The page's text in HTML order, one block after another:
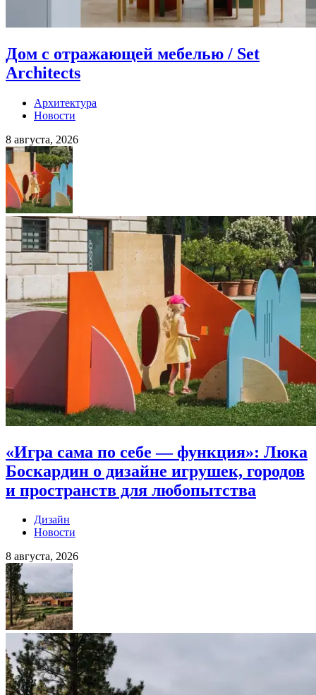
Дом с отражающей мебелью / Set
Architects
Архитектура
Новости
8 августа, 2026
«Игра сама по себе — функция»: Люка
Боскардин о дизайне игрушек, городов
и пространств для любопытства
Дизайн
Новости
8 августа, 2026